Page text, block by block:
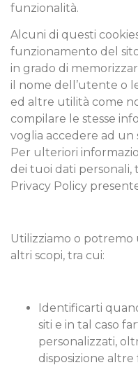
funzionalità.
Alcuni di questi
funzionamento del
in grado di
il nome dell’utente o
ed altre utilità come
compilare le stesse
voglia accedere ad un
Per ulteriori
dei tuoi dati personali,
Privacy Policy
Utilizziamo o potremo
altri scopi, tra cui:
Identificarti
siti e in tal caso
personalizzati,
disposizione altre